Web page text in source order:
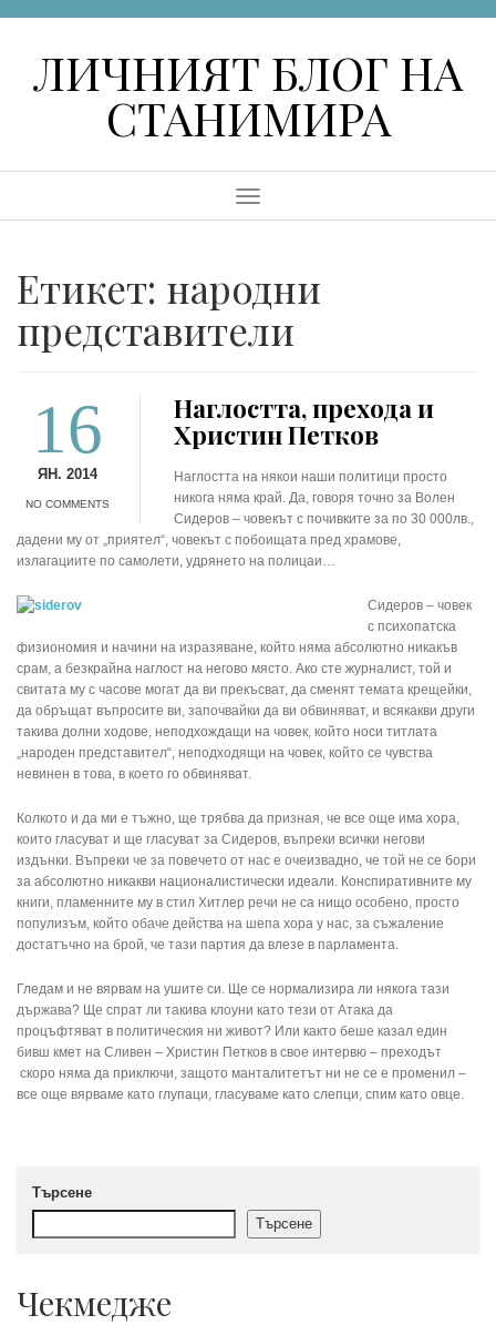
ЛИЧНИЯТ БЛОГ НА
СТАНИМИРА
Menu
Етикет: народни
представители
16
ЯН. 2014
NO COMMENTS
Наглостта, прехода и
Христин Петков
Наглостта на някои наши политици просто
никога няма край. Да, говоря точно за Волен
Сидеров – човекът с почивките за по 30 000лв.,
дадени му от „приятел“, човекът с побоищата пред храмове,
излагациите по самолети, удрянето на полицаи…
Сидеров – човек
с психопатска
физиономия и начини на изразяване, който няма абсолютно никакъв
срам, а безкрайна наглост на негово място. Ако сте журналист, той и
свитата му с часове могат да ви прекъсват, да сменят темата крещейки,
да обръщат въпросите ви, започвайки да ви обвиняват, и всякакви други
такива долни ходове, неподхождащи на човек, който носи титлата
„народен представител“, неподходящи на човек, който се чувства
невинен в това, в което го обвиняват.
Колкото и да ми е тъжно, ще трябва да призная, че все още има хора,
които гласуват и ще гласуват за Сидеров, въпреки всички негови
издънки. Въпреки че за повечето от нас е очеизвадно, че той не се бори
за абсолютно никакви националистически идеали. Конспиративните му
книги, пламенните му в стил Хитлер речи не са нищо особено, просто
популизъм, който обаче действа на шепа хора у нас, за съжаление
достатъчно на брой, че тази партия да влезе в парламента.
Гледам и не вярвам на ушите си. Ще се нормализира ли някога тази
държава? Ще спрат ли такива клоуни като тези от Атака да
процъфтяват в политическия ни живот? Или както беше казал един
бивш кмет на Сливен – Христин Петков в свое интервю – преходът
скоро няма да приключи, защото манталитетът ни не се е променил –
все още вярваме като глупаци, гласуваме като слепци, спим като овце.
Търсене
Търсене
Чекмедже